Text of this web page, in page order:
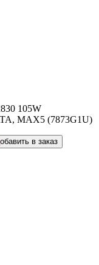
105W
MAX5 (7873G1U)